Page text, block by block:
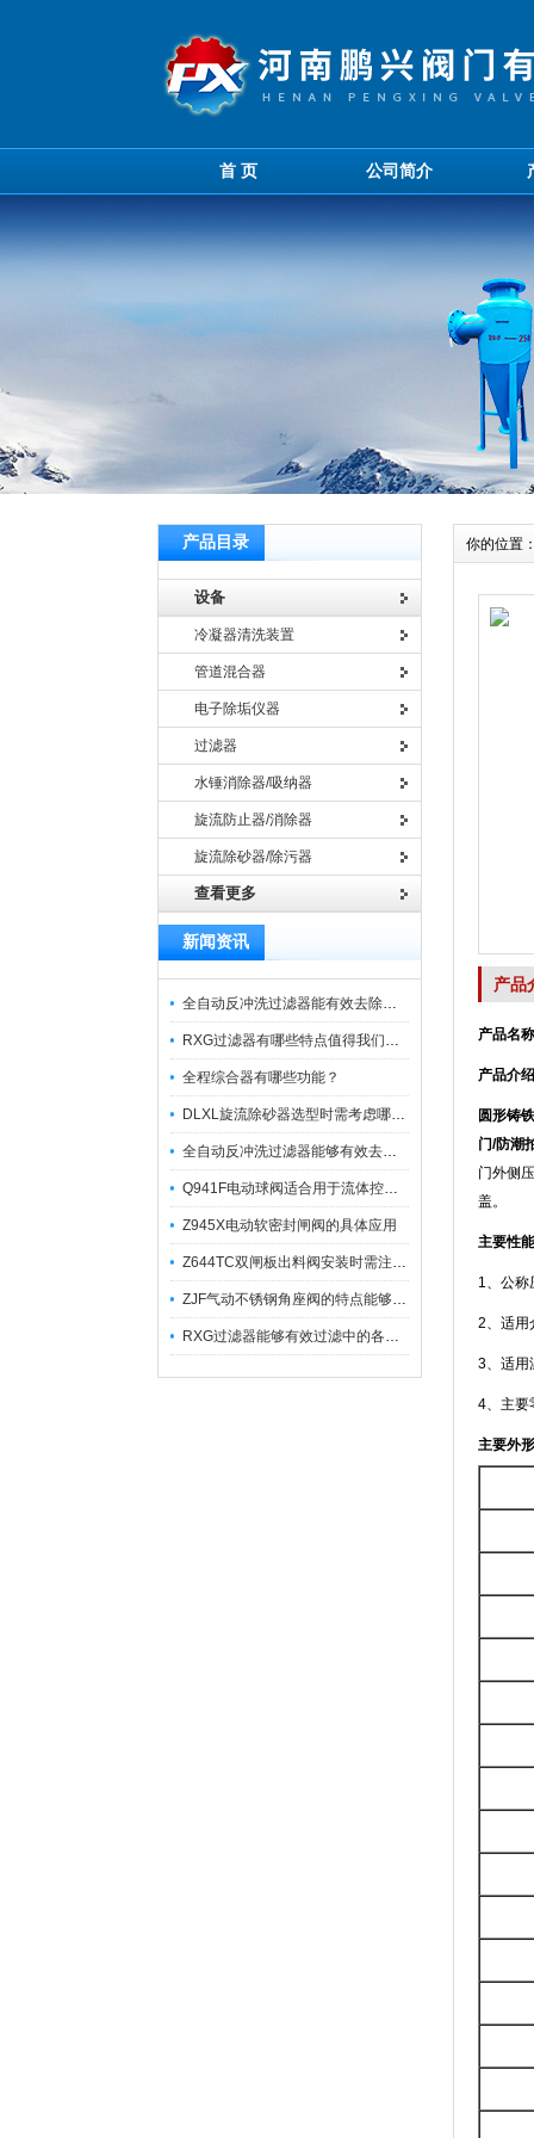
首 页 公司简介
产品目录
设备
冷凝器清洗装置
管道混合器
电子除垢仪器
过滤器
水锤消除器/吸纳器
旋流防止器/消除器
旋流除砂器/除污器
查看更多
新闻资讯
全自动反冲洗过滤器能有效去除过滤介质上的杂质
RXG过滤器有哪些特点值得我们选择？
全程综合器有哪些功能？
DLXL旋流除砂器选型时需考虑哪些因素？
全自动反冲洗过滤器能够有效去除不同粒径的固体杂
Q941F电动球阀适合用于流体控制需要迅速反应的场合
Z945X电动软密封闸阀的具体应用
Z644TC双闸板出料阀安装时需注意哪些事项？
ZJF气动不锈钢角座阀的特点能够稳定地控制介质流量
RXG过滤器能够有效过滤中的各种杂质
你的位置
产品
产品名
产品介
圆形铸
门/防潮
门外侧
盖。
主要性
1、公称
2、适用
3、适
4、主要
主要外